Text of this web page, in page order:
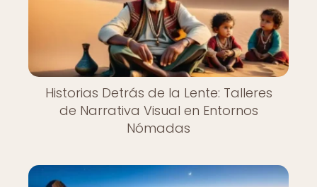
Historias Detrás de la Lente: Talleres
de Narrativa Visual en Entornos
Nómadas